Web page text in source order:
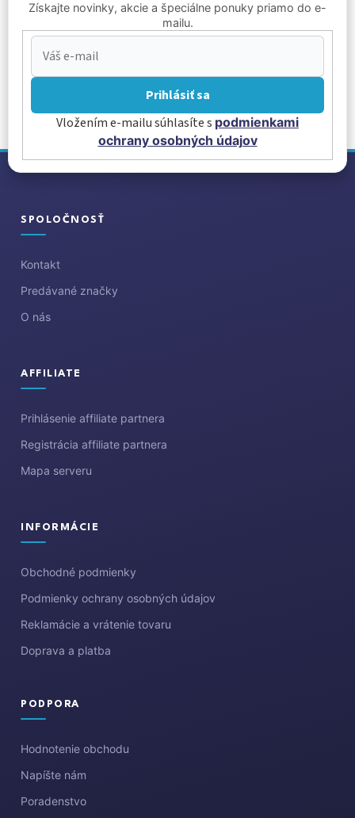
Získajte novinky, akcie a špeciálne ponuky priamo do e-
mailu.
Prihlásiť sa
Vložením e-mailu súhlasíte s podmienkami
ochrany osobných údajov
Z
SPOLOČNOSŤ
Kontakt
Predávané značky
O nás
AFFILIATE
Prihlásenie affiliate partnera
Registrácia affiliate partnera
Mapa serveru
INFORMÁCIE
Obchodné podmienky
Podmienky ochrany osobných údajov
Reklamácie a vrátenie tovaru
Doprava a platba
PODPORA
Hodnotenie obchodu
Napíšte nám
Poradenstvo